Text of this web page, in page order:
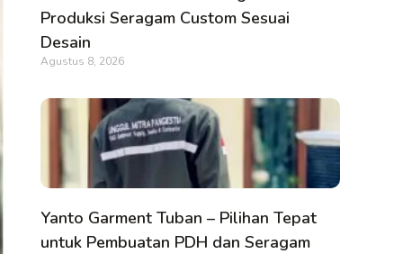
Produksi Seragam Custom Sesuai
Desain
Agustus 8, 2026
Yanto Garment Tuban – Pilihan Tepat
untuk Pembuatan PDH dan Seragam